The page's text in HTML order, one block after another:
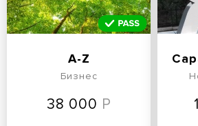
A-Z
Бизнес
38 000